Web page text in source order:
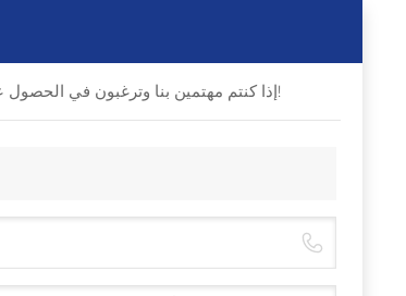
إذا كنتم مهتمين بنا وترغبون في الحصول على مزيد من التفاصيل، يرجى ترك رسالة هنا، وسنقوم بالرد عليكم في أقرب وقت ممكن!